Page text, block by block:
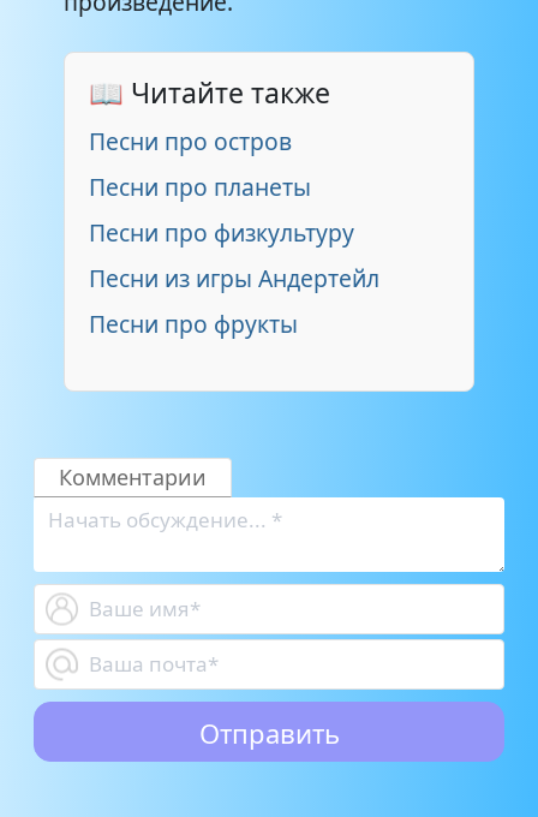
📖 Читайте также
Песни про остров
Песни про планеты
Песни про физкультуру
Песни из игры Андертейл
Песни про фрукты
Комментарии